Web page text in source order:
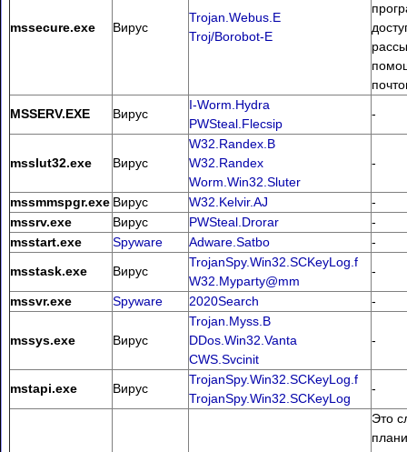
mssecure.exe Вирус
Trojan.Webus.E
Troj/Borobot-E
MSSERV.EXE
Вирус
I-Worm.Hydra
PWSteal.Flecsip
-
msslut32.exe Вирус
W32.Randex.B
W32.Randex
Worm.Win32.Sluter
-
mssmmspgr.exe Вирус W32.Kelvir.AJ
-
mssrv.exe
Вирус PWSteal.Drorar
-
msstart.exe
Spyware Adware.Satbo
-
msstask.exe
Вирус
TrojanSpy.Win32.SCKeyLog.f
W32.Myparty@mm
-
mssvr.exe Spyware 2020Search -
mssys.exe Вирус
Trojan.Myss.B
DDos.Win32.Vanta
CWS.Svcinit
-
mstapi.exe Вирус
TrojanSpy.Win32.SCKeyLog.f
TrojanSpy.Win32.SCKeyLog
-
Это